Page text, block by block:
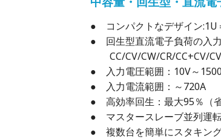
● コンパクトなデザイン:1U
● 回生型直流電子負荷の入力
CC/CV/CW/CR/CC+CV/
● 入力電圧範囲：10V～
● 入力電流範囲：～720A
● 高効率回生：最大95％（
● マスタースレーブ並列運
● 複数台を簡単にスタキン